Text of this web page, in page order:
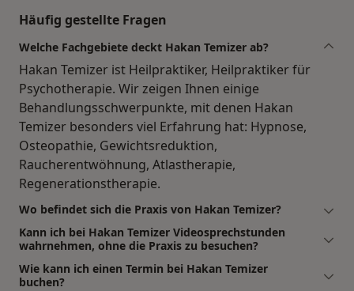
Häufig gestellte Fragen
Welche Fachgebiete deckt Hakan Temizer ab?
Hakan Temizer ist Heilpraktiker, Heilpraktiker für
Psychotherapie. Wir zeigen Ihnen einige
Behandlungsschwerpunkte, mit denen Hakan
Temizer besonders viel Erfahrung hat: Hypnose,
Osteopathie, Gewichtsreduktion,
Raucherentwöhnung, Atlastherapie,
Regenerationstherapie.
Wo befindet sich die Praxis von Hakan Temizer?
Kann ich bei Hakan Temizer Videosprechstunden
wahrnehmen, ohne die Praxis zu besuchen?
Wie kann ich einen Termin bei Hakan Temizer
buchen?